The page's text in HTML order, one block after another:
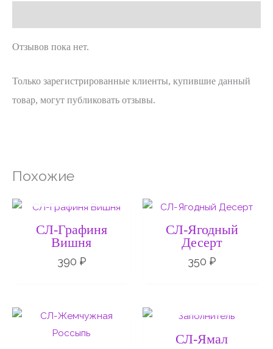
Отзывов пока нет.
Только зарегистрированные клиенты, купившие данный
товар, могут публиковать отзывы.
Похожие
СЛ-Графиня
Вишня
390 ₽
СЛ-Ягодный
Десерт
350 ₽
СЛ-Ямал